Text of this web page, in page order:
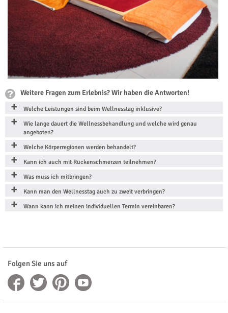
Weitere Fragen zum Erlebnis? Wir haben die Antworten!
Welche Leistungen sind beim Wellnesstag inklusive?
Wie lange dauert die Wellnessbehandlung und welche wird genau
angeboten?
Welche Körperregionen werden behandelt?
Kann ich auch mit Rückenschmerzen teilnehmen?
Was muss ich mitbringen?
Kann man den Wellnesstag auch zu zweit verbringen?
Wann kann ich meinen individuellen Termin vereinbaren?
Folgen Sie uns auf